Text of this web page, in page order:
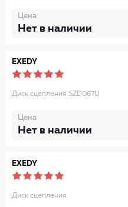
Цена
Нет в наличии
EXEDY
Диск сцепления SZD067U
Цена
Нет в наличии
EXEDY
Диск сцепления